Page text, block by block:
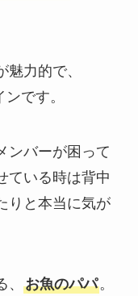
力的で、
です。
ンバーが困って
ている時は背中
りと本当に気が
お魚のパパ。